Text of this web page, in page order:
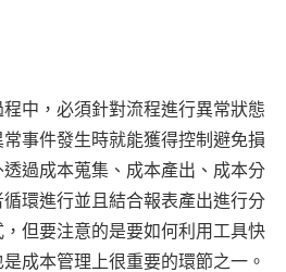
，必須針對流程進行異常狀態
事件發生時就能獲得控制避免損
過成本蒐集、成本產出、成本分
環進行並且結合報表產出進行分
但要注意的是要如何利用工具快
成本管理上很重要的環節之一。